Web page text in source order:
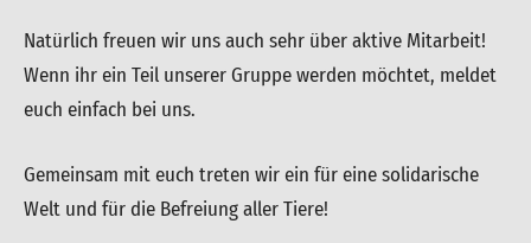
Natürlich freuen wir uns auch sehr über aktive Mitarbeit!
Wenn ihr ein Teil unserer Gruppe werden möchtet, meldet
euch einfach bei uns.
Gemeinsam mit euch treten wir ein für eine solidarische
Welt und für die Befreiung aller Tiere!